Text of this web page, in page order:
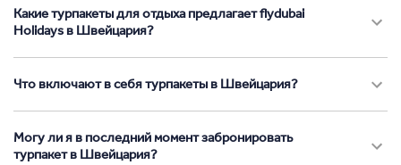
Какие турпакеты для отдыха предлагает flydubai
Holidays в Швейцария?
Что включают в себя турпакеты в Швейцария?
Могу ли я в последний момент забронировать
турпакет в Швейцария?